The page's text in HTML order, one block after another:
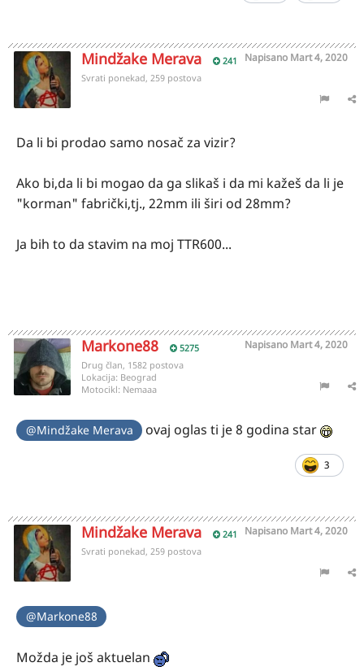
Mindžake Merava 241 Napisano Mart 4, 2020
Svrati ponekad, 259 postova
Da li bi prodao samo nosač za vizir?
Ako bi,da li bi mogao da ga slikaš i da mi kažeš da li je
"korman" fabrički,tj., 22mm ili širi od 28mm?
Ja bih to da stavim na moj TTR600...
Markone88 5275 Napisano Mart 4, 2020
Drug član, 1582 postova
Lokacija: Beograd
Motocikl: Nemaaa
@Mindžake Merava ovaj oglas ti je 8 godina star
3
Mindžake Merava 241 Napisano Mart 4, 2020
Svrati ponekad, 259 postova
@Markone88
Možda je još aktuelan